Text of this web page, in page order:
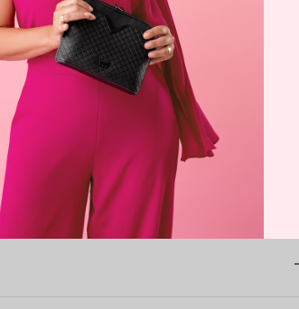
pro Dominikovu tvorbu typické
materiálu
Dominikem Navrátilem